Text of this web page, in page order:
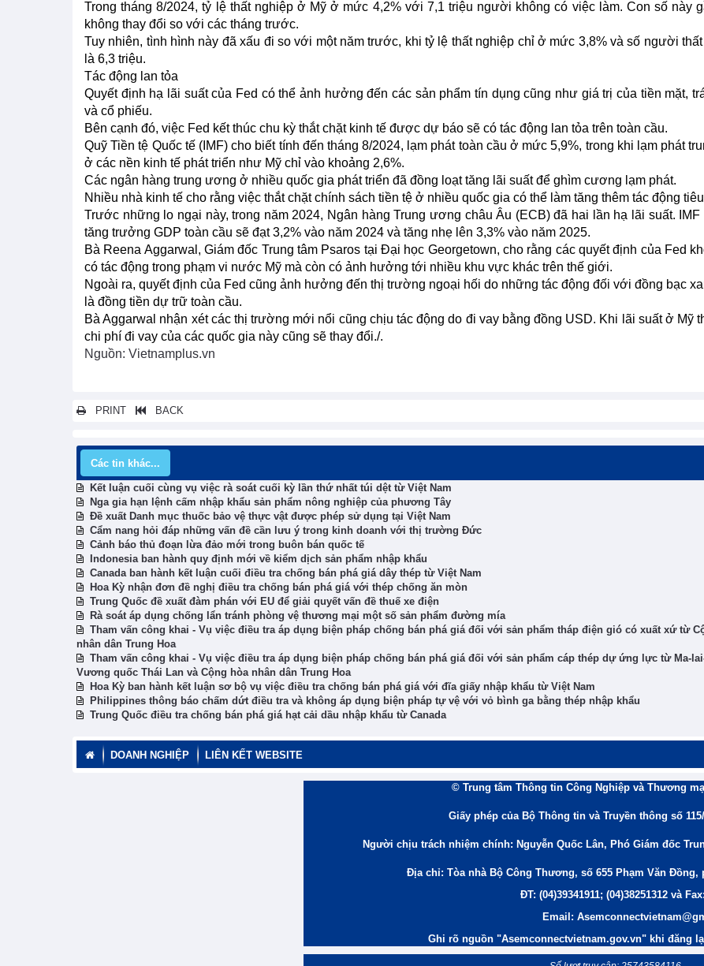
Trong tháng 8/2024, tỷ lệ thất nghiệp ở Mỹ ở mức 4,2% với 7,1 triệu người không có việc làm. Con số này
không thay đổi so với các tháng trước.
Tuy nhiên, tình hình này đã xấu đi so với một năm trước, khi tỷ lệ thất nghiệp chỉ ở mức 3,8% và số người
là 6,3 triệu.
Tác động lan tỏa
Quyết định hạ lãi suất của Fed có thể ảnh hưởng đến các sản phẩm tín dụng cũng như giá trị của tiền mặt,
và cổ phiếu.
Bên cạnh đó, việc Fed kết thúc chu kỳ thắt chặt kinh tế được dự báo sẽ có tác động lan tỏa trên toàn cầu.
Quỹ Tiền tệ Quốc tế (IMF) cho biết tính đến tháng 8/2024, lạm phát toàn cầu ở mức 5,9%, trong khi lạm phát
ở các nền kinh tế phát triển như Mỹ chỉ vào khoảng 2,6%.
Các ngân hàng trung ương ở nhiều quốc gia phát triển đã đồng loạt tăng lãi suất để ghìm cương lạm phát.
Nhiều nhà kinh tế cho rằng việc thắt chặt chính sách tiền tệ ở nhiều quốc gia có thể làm tăng thêm tác động
Trước những lo ngại này, trong năm 2024, Ngân hàng Trung ương châu Âu (ECB) đã hai lần hạ lãi suất.
tăng trưởng GDP toàn cầu sẽ đạt 3,2% vào năm 2024 và tăng nhẹ lên 3,3% vào năm 2025.
Bà Reena Aggarwal, Giám đốc Trung tâm Psaros tại Đại học Georgetown, cho rằng các quyết định của Fed
có tác động trong phạm vi nước Mỹ mà còn có ảnh hưởng tới nhiều khu vực khác trên thế giới.
Ngoài ra, quyết định của Fed cũng ảnh hưởng đến thị trường ngoại hối do những tác động đối với đồng bạc
là đồng tiền dự trữ toàn cầu.
Bà Aggarwal nhận xét các thị trường mới nổi cũng chịu tác động do đi vay bằng đồng USD. Khi lãi suất ở Mỹ
chi phí đi vay của các quốc gia này cũng sẽ thay đổi./.
Nguồn: Vietnamplus.vn
PRINT BACK
Các tin khác...
Kết luận cuối cùng vụ việc rà soát cuối kỳ lần thứ nhất túi dệt từ Việt Nam
Nga gia hạn lệnh cấm nhập khẩu sản phẩm nông nghiệp của phương Tây
Đề xuất Danh mục thuốc bảo vệ thực vật được phép sử dụng tại Việt Nam
Cẩm nang hỏi đáp những vấn đề cần lưu ý trong kinh doanh với thị trường Đức
Cảnh báo thủ đoạn lừa đảo mới trong buôn bán quốc tế
Indonesia ban hành quy định mới về kiểm dịch sản phẩm nhập khẩu
Canada ban hành kết luận cuối điều tra chống bán phá giá dây thép từ Việt Nam
Hoa Kỳ nhận đơn đề nghị điều tra chống bán phá giá với thép chống ăn mòn
Trung Quốc đề xuất đàm phán với EU để giải quyết vấn đề thuế xe điện
Rà soát áp dụng chống lẩn tránh phòng vệ thương mại một số sản phẩm đường mía
Tham vấn công khai - Vụ việc điều tra áp dụng biện pháp chống bán phá giá đối với sản phẩm tháp điện gió có xuất xứ từ
nhân dân Trung Hoa
Tham vấn công khai - Vụ việc điều tra áp dụng biện pháp chống bán phá giá đối với sản phẩm cáp thép dự ứng lực từ Ma-
Vương quốc Thái Lan và Cộng hòa nhân dân Trung Hoa
Hoa Kỳ ban hành kết luận sơ bộ vụ việc điều tra chống bán phá giá với đĩa giấy nhập khẩu từ Việt Nam
Philippines thông báo chấm dứt điều tra và không áp dụng biện pháp tự vệ với vỏ bình ga bằng thép nhập khẩu
Trung Quốc điều tra chống bán phá giá hạt cải dầu nhập khẩu từ Canada
DOANH NGHIỆP LIÊN KẾT WEBSITE
© Trung tâm Thông tin Công Nghiệp và Thương
Giấy phép của Bộ Thông tin và Truyền thông số
Người chịu trách nhiệm chính: Nguyễn Quốc Lân, Phó Giám đốc
Địa chỉ: Tòa nhà Bộ Công Thương, số 655 Phạm Văn
ĐT: (04)39341911; (04)38251312 và
Email:
Ghi rõ nguồn "Asemconnectvietnam.gov.vn" khi đăng